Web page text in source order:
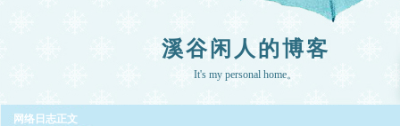
溪谷闲人的博客
It's my personal home。
网络日志正文